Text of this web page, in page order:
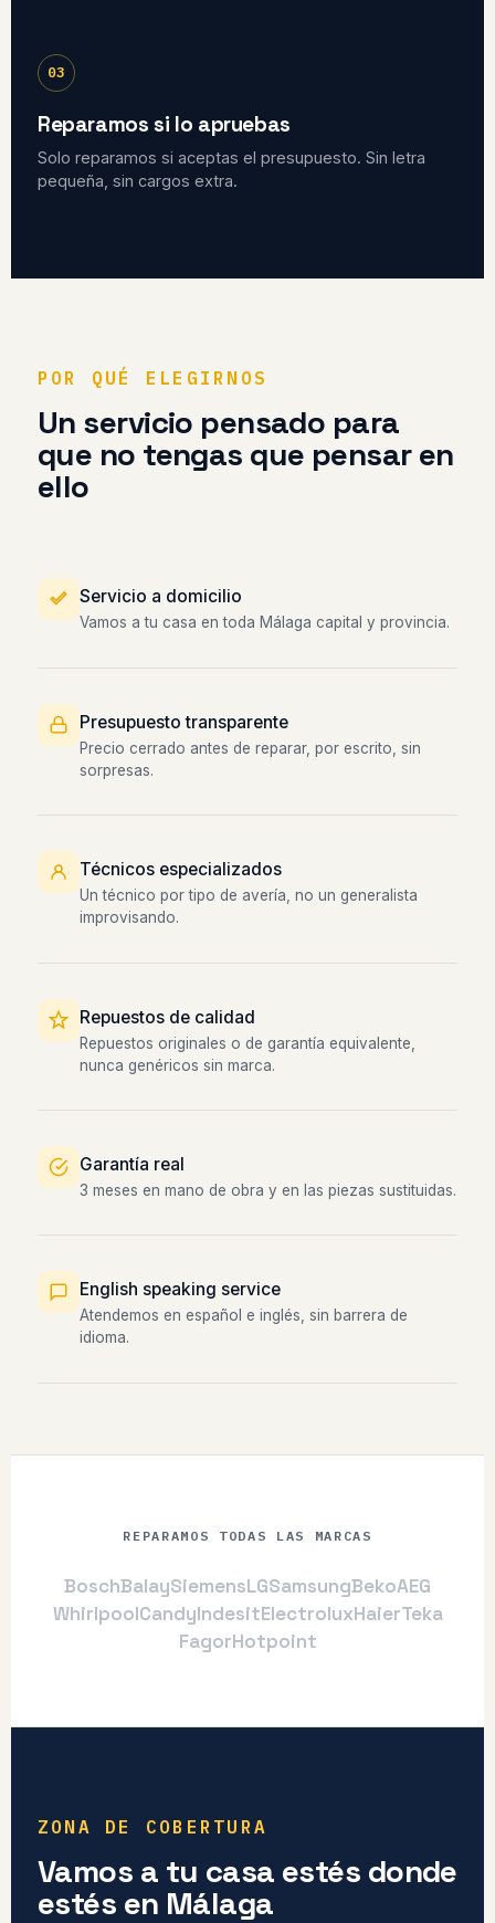
03
Reparamos si lo apruebas
Solo reparamos si aceptas el presupuesto. Sin letra
pequeña, sin cargos extra.
POR QUÉ ELEGIRNOS
Un servicio pensado para
que no tengas que pensar en
ello
Servicio a domicilio
Vamos a tu casa en toda Málaga capital y provincia.
Presupuesto transparente
Precio cerrado antes de reparar, por escrito, sin
sorpresas.
Técnicos especializados
Un técnico por tipo de avería, no un generalista
improvisando.
Repuestos de calidad
Repuestos originales o de garantía equivalente,
nunca genéricos sin marca.
Garantía real
3 meses en mano de obra y en las piezas sustituidas.
English speaking service
Atendemos en español e inglés, sin barrera de
idioma.
REPARAMOS TODAS LAS MARCAS
BoschBalaySiemensLGSamsungBekoAEG
WhirlpoolCandyIndesitElectroluxHaierTeka
FagorHotpoint
ZONA DE COBERTURA
Vamos a tu casa estés donde
estés en Málaga